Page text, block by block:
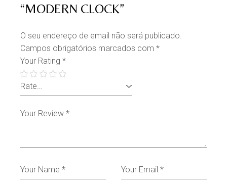
“MODERN CLOCK”
O seu endereço de email não será publicado.
Campos obrigatórios marcados com*
Your Rating*